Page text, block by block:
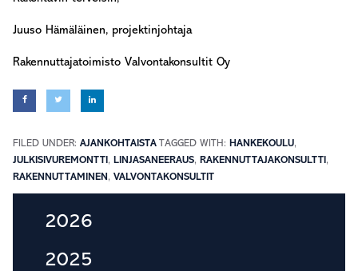
Juuso Hämäläinen, projektinjohtaja
Rakennuttajatoimisto Valvontakonsultit Oy
FILED UNDER: AJANKOHTAISTA TAGGED WITH: HANKEKOULU,
JULKISIVUREMONTTI , LINJASANEERAUS, RAKENNUTTAJAKONSULTTI ,
RAKENNUTTAMINEN , VALVONTAKONSULTIT
Primary
Sidebar
2026
2025